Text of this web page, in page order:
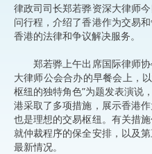
律政司司长郑若骅资深大律师
问行程，介绍了香港作为交易
香港的法律和争议解决服务。
郑若骅上午出席国际律师协
大律师公会合办的早餐会上，
枢纽的独特角色”为题发表演说
港采取了多项措施，展示香港
也是理想的交易枢纽。有关措
就仲裁程序的保全安排，以及
最新情况。